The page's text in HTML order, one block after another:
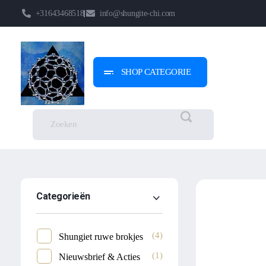
+31643468518 info@shungite-chi.com
Shungite-Chi | Groothandel
Echte Shungite Edel uit Karelie
SHOP CATEGORIE
Categorieën
Shungiet ruwe brokjes (4)
Nieuwsbrief & Acties (1)